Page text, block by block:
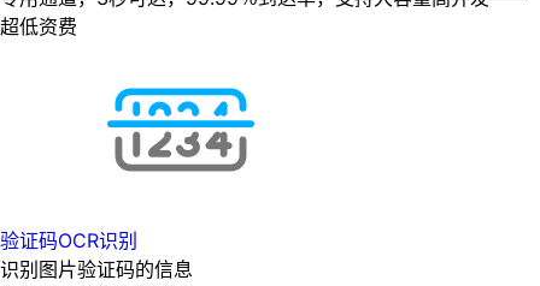
超低资费
验证码OCR识别
识别图片验证码的信息